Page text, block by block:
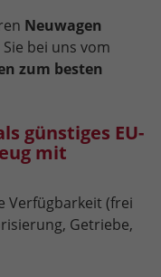
Neuwagen
bei uns vom
zum besten
günstiges EU-
mit
Verfügbarkeit (frei
Getriebe,